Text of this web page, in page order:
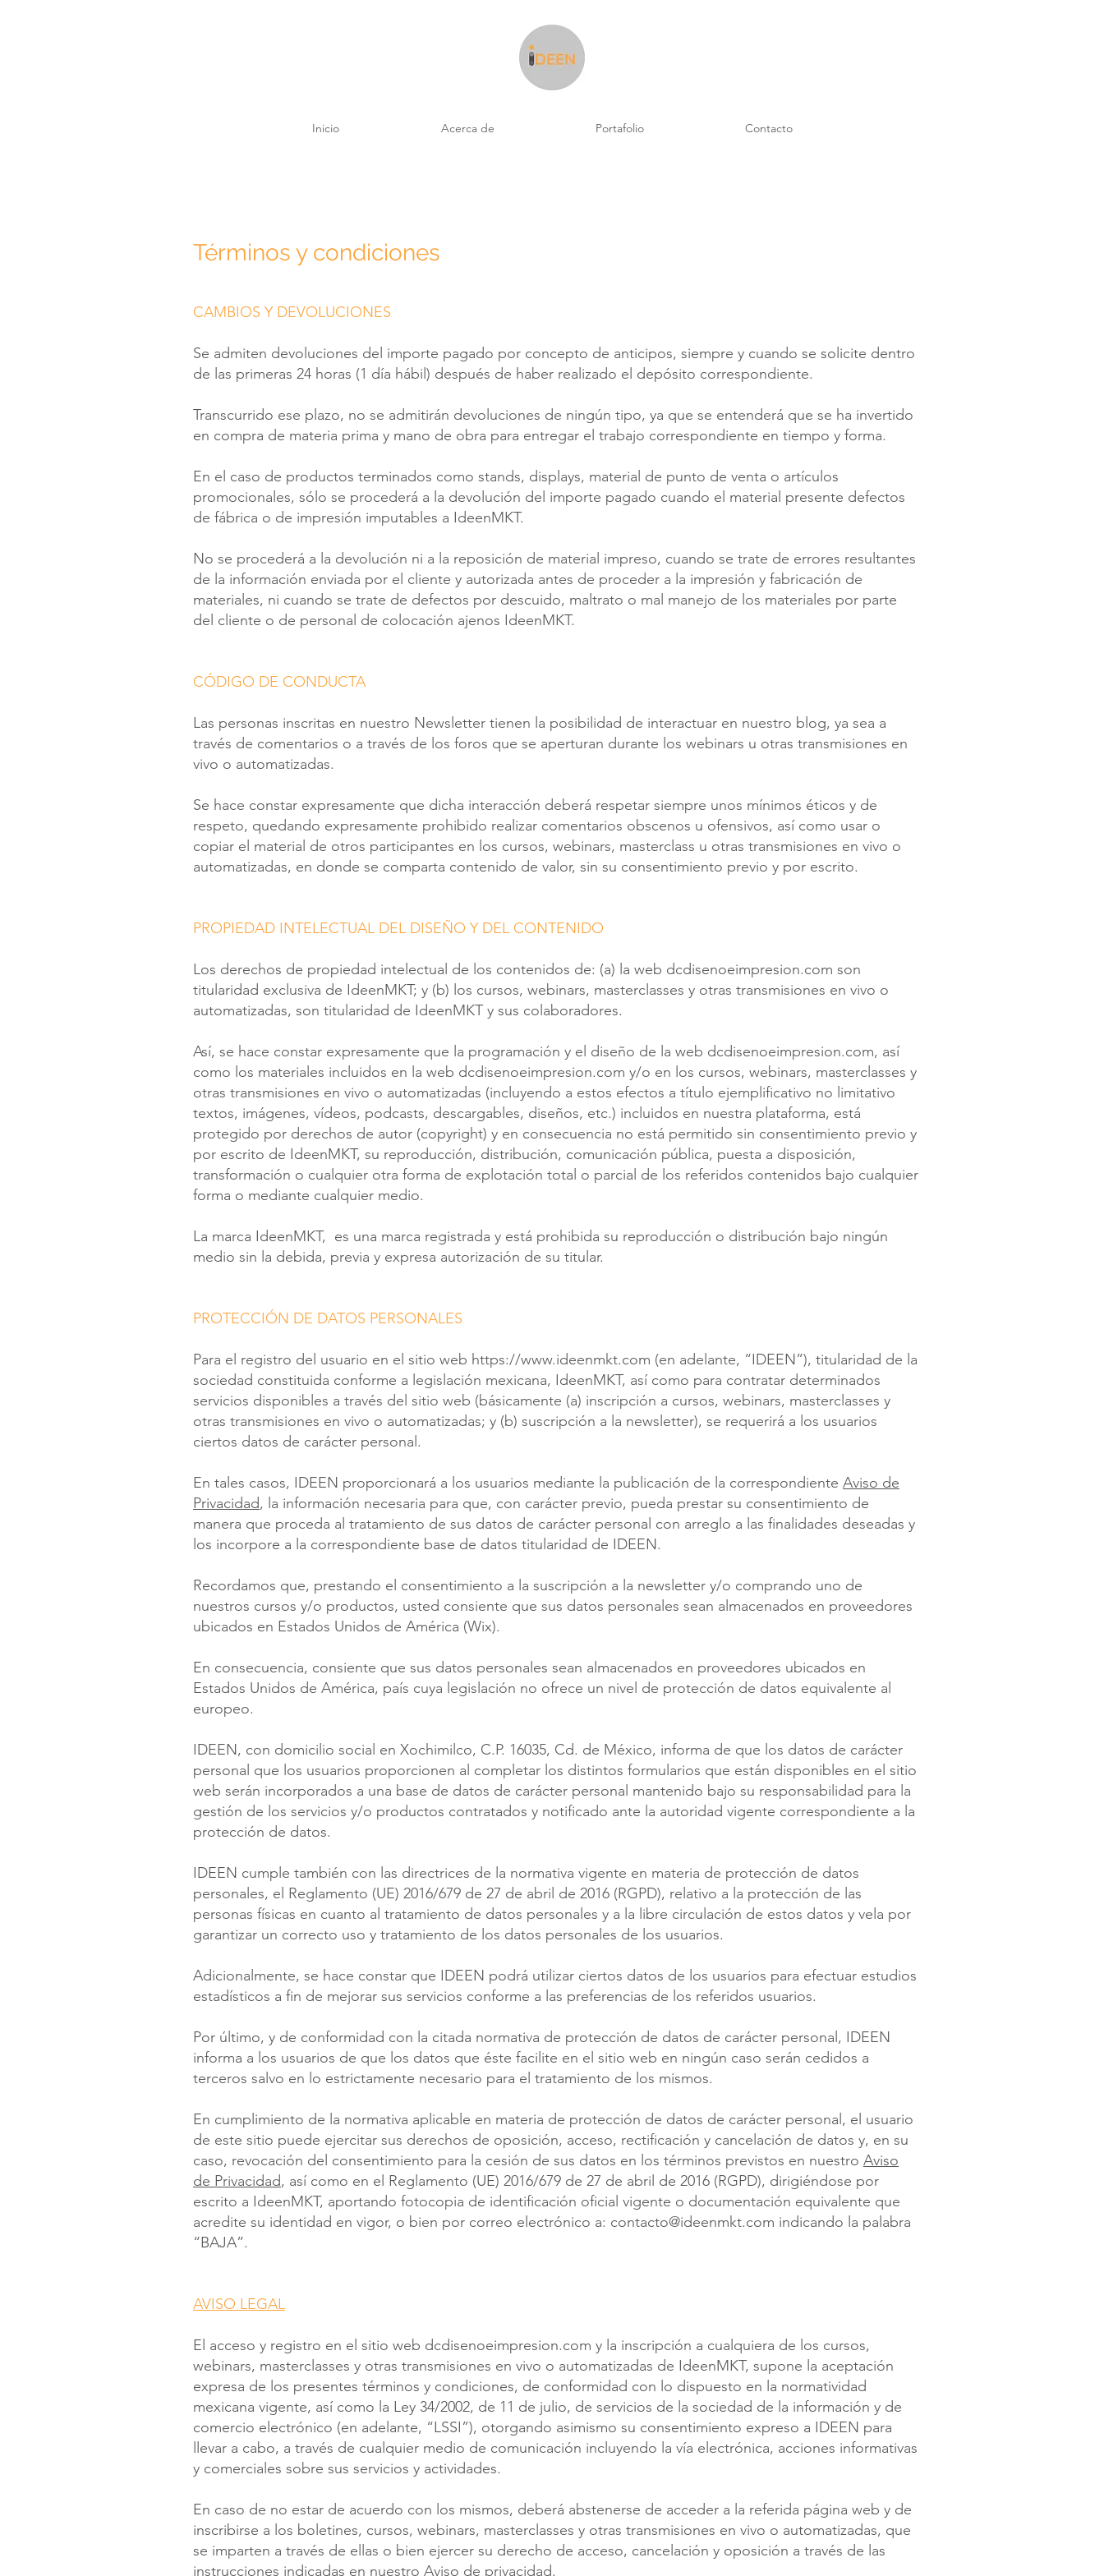
Inicio Acerca de Portafolio Contacto
Términos y condiciones
CAMBIOS Y DEVOLUCIONES
Se admiten devoluciones del importe pagado por concepto de anticipos, siempre y cuando se solicite dentro
de las primeras 24 horas (1 día hábil) después de haber realizado el depósito correspondiente.
Transcurrido ese plazo, no se admitirán devoluciones de ningún tipo, ya que se entenderá que se ha invertido
en compra de materia prima y mano de obra para entregar el trabajo correspondiente en tiempo y forma.
En el caso de productos terminados como stands, displays, material de punto de venta o artículos
promocionales, sólo se procederá a la devolución del importe pagado cuando el material presente defectos
de fábrica o de impresión imputables a IdeenMKT.
No se procederá a la devolución ni a la reposición de material impreso, cuando se trate de errores resultantes
de la información enviada por el cliente y autorizada antes de proceder a la impresión y fabricación de
materiales, ni cuando se trate de defectos por descuido, maltrato o mal manejo de los materiales por parte
del cliente o de personal de colocación ajenos IdeenMKT.
CÓDIGO DE CONDUCTA
Las personas inscritas en nuestro Newsletter tienen la posibilidad de interactuar en nuestro blog, ya sea a
través de comentarios o a través de los foros que se aperturan durante los webinars u otras transmisiones en
vivo o automatizadas.
Se hace constar expresamente que dicha interacción deberá respetar siempre unos mínimos éticos y de
respeto, quedando expresamente prohibido realizar comentarios obscenos u ofensivos, así como usar o
copiar el material de otros participantes en los cursos, webinars, masterclass u otras transmisiones en vivo o
automatizadas, en donde se comparta contenido de valor, sin su consentimiento previo y por escrito.
PROPIEDAD INTELECTUAL DEL DISEÑO Y DEL CONTENIDO
Los derechos de propiedad intelectual de los contenidos de: (a) la web dcdisenoeimpresion.com son
titularidad exclusiva de IdeenMKT; y (b) los cursos, webinars, masterclasses y otras transmisiones en vivo o
automatizadas, son titularidad de IdeenMKT y sus colaboradores.
Así, se hace constar expresamente que la programación y el diseño de la web dcdisenoeimpresion.com, así
como los materiales incluidos en la web dcdisenoeimpresion.com y/o en los cursos, webinars, masterclasses y
otras transmisiones en vivo o automatizadas (incluyendo a estos efectos a título ejemplificativo no limitativo
textos, imágenes, vídeos, podcasts, descargables, diseños, etc.) incluidos en nuestra plataforma, está
protegido por derechos de autor (copyright) y en consecuencia no está permitido sin consentimiento previo y
por escrito de IdeenMKT, su reproducción, distribución, comunicación pública, puesta a disposición,
transformación o cualquier otra forma de explotación total o parcial de los referidos contenidos bajo cualquier
forma o mediante cualquier medio.
La marca IdeenMKT, es una marca registrada y está prohibida su reproducción o distribución bajo ningún
medio sin la debida, previa y expresa autorización de su titular.
PROTECCIÓN DE DATOS PERSONALES
Para el registro del usuario en el sitio web https://www.ideenmkt.com (en adelante, “IDEEN”), titularidad de la
sociedad constituida conforme a legislación mexicana, IdeenMKT, así como para contratar determinados
servicios disponibles a través del sitio web (básicamente (a) inscripción a cursos, webinars, masterclasses y
otras transmisiones en vivo o automatizadas; y (b) suscripción a la newsletter), se requerirá a los usuarios
ciertos datos de carácter personal.
En tales casos, IDEEN proporcionará a los usuarios mediante la publicación de la correspondiente Aviso de
Privacidad, la información necesaria para que, con carácter previo, pueda prestar su consentimiento de
manera que proceda al tratamiento de sus datos de carácter personal con arreglo a las finalidades deseadas y
los incorpore a la correspondiente base de datos titularidad de IDEEN.
Recordamos que, prestando el consentimiento a la suscripción a la newsletter y/o comprando uno de
nuestros cursos y/o productos, usted consiente que sus datos personales sean almacenados en proveedores
ubicados en Estados Unidos de América (Wix).
En consecuencia, consiente que sus datos personales sean almacenados en proveedores ubicados en
Estados Unidos de América, país cuya legislación no ofrece un nivel de protección de datos equivalente al
europeo.
IDEEN, con domicilio social en Xochimilco, C.P. 16035, Cd. de México, informa de que los datos de carácter
personal que los usuarios proporcionen al completar los distintos formularios que están disponibles en el sitio
web serán incorporados a una base de datos de carácter personal mantenido bajo su responsabilidad para la
gestión de los servicios y/o productos contratados y notificado ante la autoridad vigente correspondiente a la
protección de datos.
IDEEN cumple también con las directrices de la normativa vigente en materia de protección de datos
personales, el Reglamento (UE) 2016/679 de 27 de abril de 2016 (RGPD), relativo a la protección de las
personas físicas en cuanto al tratamiento de datos personales y a la libre circulación de estos datos y vela por
garantizar un correcto uso y tratamiento de los datos personales de los usuarios.
Adicionalmente, se hace constar que IDEEN podrá utilizar ciertos datos de los usuarios para efectuar estudios
estadísticos a fin de mejorar sus servicios conforme a las preferencias de los referidos usuarios.
Por último, y de conformidad con la citada normativa de protección de datos de carácter personal, IDEEN
informa a los usuarios de que los datos que éste facilite en el sitio web en ningún caso serán cedidos a
terceros salvo en lo estrictamente necesario para el tratamiento de los mismos.
En cumplimiento de la normativa aplicable en materia de protección de datos de carácter personal, el usuario
de este sitio puede ejercitar sus derechos de oposición, acceso, rectificación y cancelación de datos y, en su
caso, revocación del consentimiento para la cesión de sus datos en los términos previstos en nuestro Aviso
de Privacidad, así como en el Reglamento (UE) 2016/679 de 27 de abril de 2016 (RGPD), dirigiéndose por
escrito a IdeenMKT, aportando fotocopia de identificación oficial vigente o documentación equivalente que
acredite su identidad en vigor, o bien por correo electrónico a: contacto@ideenmkt.com indicando la palabra
“BAJA”.
AVISO LEGAL
El acceso y registro en el sitio web dcdisenoeimpresion.com y la inscripción a cualquiera de los cursos,
webinars, masterclasses y otras transmisiones en vivo o automatizadas de IdeenMKT, supone la aceptación
expresa de los presentes términos y condiciones, de conformidad con lo dispuesto en la normatividad
mexicana vigente, así como la Ley 34/2002, de 11 de julio, de servicios de la sociedad de la información y de
comercio electrónico (en adelante, “LSSI”), otorgando asimismo su consentimiento expreso a IDEEN para
llevar a cabo, a través de cualquier medio de comunicación incluyendo la vía electrónica, acciones informativas
y comerciales sobre sus servicios y actividades.
En caso de no estar de acuerdo con los mismos, deberá abstenerse de acceder a la referida página web y de
inscribirse a los boletines, cursos, webinars, masterclasses y otras transmisiones en vivo o automatizadas, que
se imparten a través de ellas o bien ejercer su derecho de acceso, cancelación y oposición a través de las
instrucciones indicadas en nuestro Aviso de privacidad.